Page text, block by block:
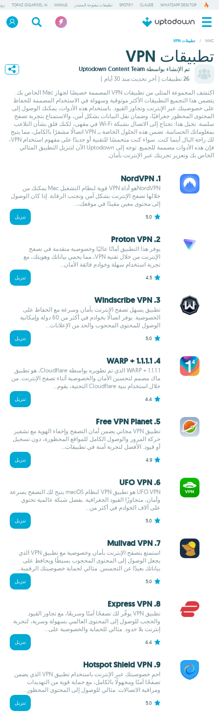
WHATSAPP DESKTOP
CLAUDE
SPOTIFY تطبيقات مفتوحة المصدر MANUS
TOPAZ GIGAPIXEL AI
MAC
/ تطبيقات VPN
تطبيقات VPN
تم الإنشاء بواسطة Uptodown Content Team
26 تطبيقات
( آخر تحديث:منذ 30 أيام )
اكتشف المجموعة المثلى من تطبيقات VPN المصممة خصيصًا لجهاز Mac الخاص بك.
يتضمن هذا التجميع التطبيقات الأكثر موثوقية وسهولة في الاستخدام المصممة للحفاظ
على خصوصيتك عبر الإنترنت وتجاوز القيود. باستخدام هذه الأدوات، يمكنك الوصول إلى
المحتوى المحظور جغرافيًا، وضمان نقل البيانات بشكل آمن، والاستمتاع بتجربة تصفح
سلسة. تخيل هذا: تحتاج إلى الاتصال بشبكة Wi-Fi في مقهى، لكنك قلق بشأن التلاعب
بمعلوماتك الحساسة. تضمن هذه الحلول الخاصة بـ VPN اتصالًا مشفرًا بالكامل، مما يتيح
لك راحة البال أينما كنت. سواء كنت متحمسًا للتقنية أو جديدًا على مفهوم استخدام VPN،
فإن هذه الأدوات مصممة للجميع. توجه إلى Uptodown الآن لتنزيل التطبيق المثالي
الخاص بك وتعزيز تجربتك عبر الإنترنت بأمان.
1. NordVPN
NordVPNهو أداة VPN قوية لنظام التشغيل Mac يمكنك من
خلالها تصفح الإنترنت بشكل آمن وتجنب الرقابة. إذا كان الوصول
إلى محتوى معين مقيدًا في موقعك،...
5.0 تنزيل
2. Proton VPN
يوفر هذا التطبيق أمانًا عاليًا وخصوصية متقدمة في تصفح
الإنترنت من خلال تقنية VPN، مما يحمي بياناتك وهويتك، مع
تجربة استخدام سهلة وخوادم فائقة الأمان...
4.5 تنزيل
3. Windscribe VPN
تطبيق يسهل تصفح الإنترنت بأمان وسرعة مع الحفاظ على
الخصوصية. يوفر اتصالًا بخوادم في أكثر من 60 دولة وإمكانية
الوصول للمحتوى المحجوب والحد من الإعلانات...
5.0 تنزيل
4. 1.1.1.1 + WARP
1.1.1.1 + WARP الذي تم تطويره بواسطة Cloudflare، هو تطبيق
ماك مصمم لتحسين الأمان والخصوصية أثناء تصفح الإنترنت. من
خلال استخدام بنية Cloudflare التحتية، يقوم...
4.4 تنزيل
5. Free VPN Planet
تطبيق VPN مجاني يضمن أمان التصفح وإخفاء الهوية مع تشفير
حركة المرور والوصول الكامل للمواقع المحظورة، دون تسجيل
أو قيود. الأفضل لتجربة آمنة في تطبيقات...
4.9 تنزيل
6. UFO VPN
UFO VPN هو تطبيق VPN لنظام macOS يتيح لك التصفح بسرعة
وأمان، متجاوزًا القيود الجغرافية. بفضل شبكة عالمية تحتوي
على آلاف الخوادم في أكثر من...
5.0 تنزيل
7. Mullvad VPN
استمتع بتصفح الإنترنت بأمان وخصوصية مع تطبيق VPN الذي
يجعل الوصول إلى المحتوى المحجوب بسيطًا ويحافظ على
بياناتك بعيدًا عن التجسس. مثالي لحماية خصوصيتك الرقمية...
5.0 تنزيل
8. Express VPN
تطبيق VPN يوفّر لك تصفحًا آمنًا وسريعًا، مع تجاوز القيود
والحجب للوصول إلى المحتوى العالمي بسهولة وسرية، لتجربة
إنترنت بلا حدود. مثالي للحماية والخصوصية على...
4.4 تنزيل
9. Hotspot Shield VPN
احمِ خصوصيتك عبر الإنترنت باستخدام تطبيق VPN الذي يضمن
تصفحًا آمنًا ومجهولًا بالكامل، مع حماية قوية من التهديدات
ومراقبة الاتصالات. مثالي للوصول إلى المحتوى المحظور...
5.0 تنزيل